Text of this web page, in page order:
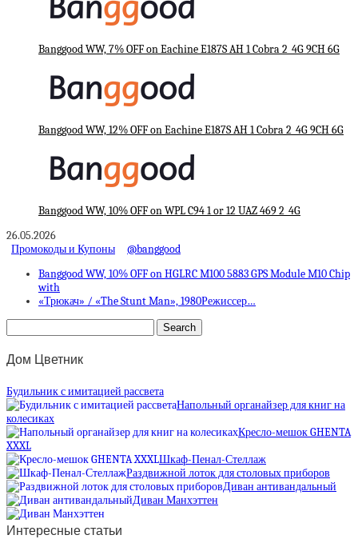
Banggood WW, 7% OFF on Eachine E187S AH 1 Cobra 2_4G 9CH 6G
Banggood WW, 12% OFF on Eachine E187S AH 1 Cobra 2_4G 9CH 6G
Banggood WW, 10% OFF on WPL C94 1 or 12 UAZ 469 2_4G
26.05.2026
Промокоды и Купоны
@banggood
Banggood WW, 10% OFF on HGLRC M100 5883 GPS Module M10 Chip
with
«Трюкач» / «The Stunt Man», 1980Режиссер…
Дом Цветник
Будильник с имитацией рассвета
Напольный органайзер для книг на
колесиках
Кресло-мешок GHENTA
XXXL
Шкаф-Пенал-Стеллаж
Раздвижной лоток для столовых приборов
Диван антивандальный
Диван Манхэттен
Интересные статьи